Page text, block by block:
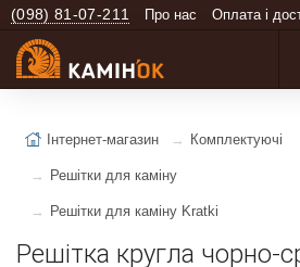
(098) 81-07-211 Про нас Оплата і
Інтернет-магазин Комплектуючі
Решітки для каміну
Решітки для каміну Kratki
Решітка кругла чорно-